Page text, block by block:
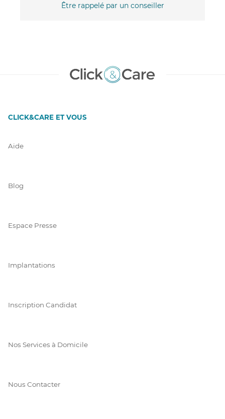
Être rappelé par un conseiller
CLICK&CARE ET VOUS
Aide
Blog
Espace Presse
Implantations
Inscription Candidat
Nos Services à Domicile
Nous Contacter